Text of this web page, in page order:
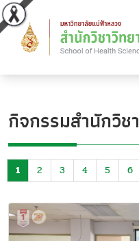
กิจกรรมสำนักวิชา
1 2 3 4 5 6